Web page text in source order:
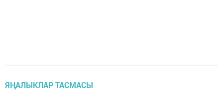
ЯҢАЛЫКЛАР ТАСМАСЫ